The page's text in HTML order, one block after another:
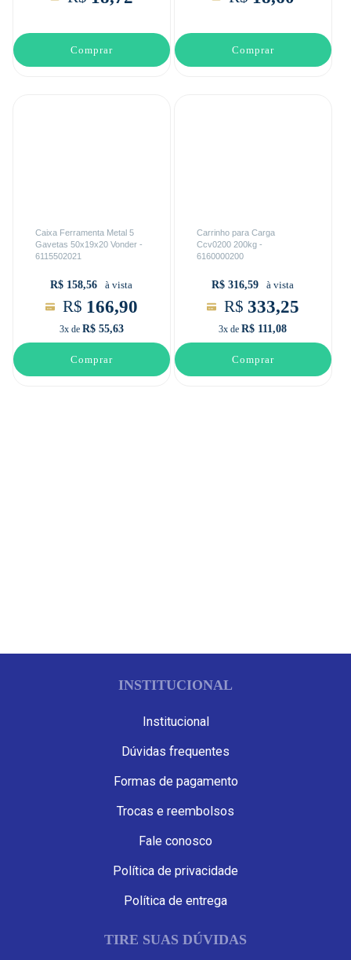
Comprar Comprar
Caixa Ferramenta Metal 5
Gavetas 50x19x20 Vonder -
6115502021
R$ 158,56 à vista
R$ 166,90
3x de R$ 55,63
Comprar
Carrinho para Carga
Ccv0200 200kg -
6160000200
R$ 316,59 à vista
R$ 333,25
3x de R$ 111,08
Comprar
INSTITUCIONAL
Institucional
Dúvidas frequentes
Formas de pagamento
Trocas e reembolsos
Fale conosco
Política de privacidade
Política de entrega
TIRE SUAS DÚVIDAS